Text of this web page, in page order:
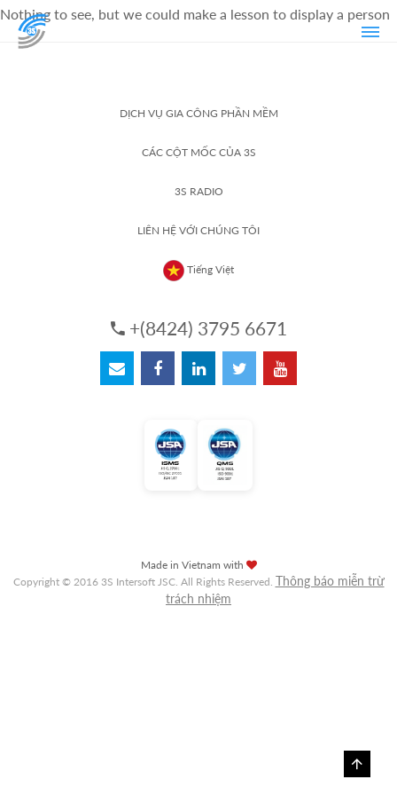
Nothing to see, but we could make a lesson to display a person
DỊCH VỤ GIA CÔNG PHẦN MỀM
CÁC CỘT MỐC CỦA 3S
3S RADIO
LIÊN HỆ VỚI CHÚNG TÔI
Tiếng Việt
+(8424) 3795 6671
Made in Vietnam with
Copyright © 2016 3S Intersoft JSC. All Rights Reserved. Thông báo miễn trừ
trách nhiệm